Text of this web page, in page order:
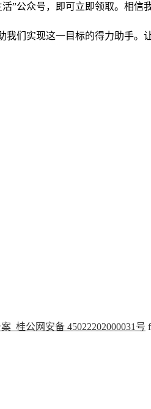
”公众号，即可立即领取。相信
们实现这一目标的得力助手。
桂公网安备 45022202000031号 f